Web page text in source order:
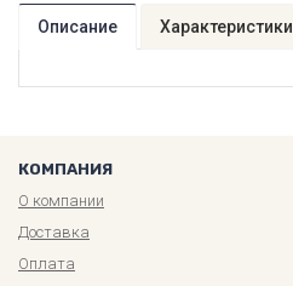
Описание Характеристики
КОМПАНИЯ
О компании
Доставка
Оплата